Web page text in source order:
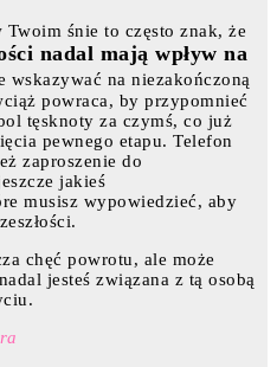
śnie to często znak, że
nadal mają wpływ na
wskazywać na niezakończoną
powraca, by przypomnieć
tęsknoty za czymś, co już
pewnego etapu. Telefon
zaproszenie do
jakieś
musisz wypowiedzieć, aby
chęć powrotu, ale może
jesteś związana z tą osobą